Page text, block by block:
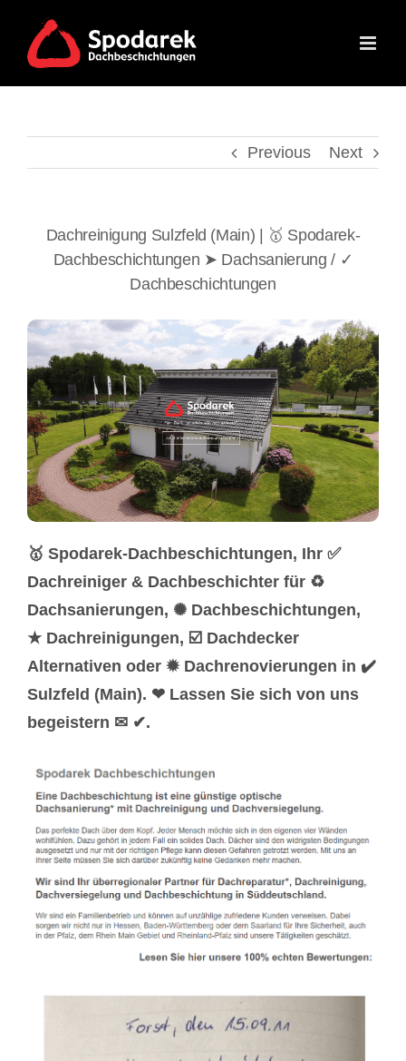
content
Previous Next
Dachreinigung Sulzfeld (Main) | 🥇 Spodarek-
Dachbeschichtungen ➤ Dachsanierung / ✓
Dachbeschichtungen
🥇 Spodarek-Dachbeschichtungen, Ihr ✅
Dachreiniger & Dachbeschichter für ♻
Dachsanierungen, ✺ Dachbeschichtungen,
★ Dachreinigungen, ☑️ Dachdecker
Alternativen oder ✹ Dachrenovierungen in ✔️
Sulzfeld (Main). ❤ Lassen Sie sich von uns
begeistern ✉ ✔.